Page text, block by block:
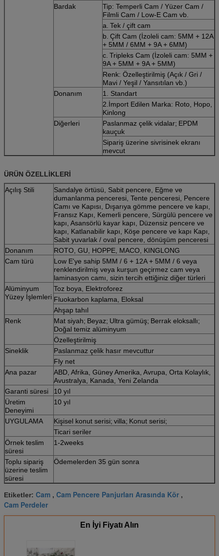
Bardak
Tip: Temperli Cam / Yüzer Cam /
Filmli Cam / Low-E Cam vb.
a. Tek / çift cam
b. Çift Cam (İzoleli cam: 5MM + 12A
+ 5MM / 6MM + 9A + 6MM)
c. Tripleks Cam (İzoleli cam: 5MM +
9A + 5MM + 9A + 5MM)
Renk: Özelleştirilmiş (Açık / Gri /
Mavi / Yeşil / Yansıtılan vb.)
Donanım
1. Standart
2.İmport Edilen Marka: Roto, Hopo,
Kinlong
Diğerleri
Paslanmaz çelik vidalar; EPDM
kauçuk
Sipariş üzerine sivrisinek ekranı
mevcut
ÜRÜN ÖZELLİKLERİ
Açılış Stili
Sandalye örtüsü, Sabit pencere, Eğme ve
dumanlanma penceresi, Tente penceresi, Pencere
Camı ve Kapısı, Dışarıya gömme pencere ve kapı,
Fransız Kapı, Kemerli pencere, Sürgülü pencere ve
kapı, Asansörlü kayar kapı, Düzensiz pencere ve
kapı, Katlanabilir kapı, Köşe pencere ve kapı Kapı,
Sabit yuvarlak / oval pencere, dönüşüm penceresi
Donanım
ROTO, GU, HOPPE, MACO, KINGLONG
Cam türü
Low E'ye sahip 5MM / 6 + 12A + 5MM / 6 veya
renklendirilmiş veya kurşun geçirmez cam veya
laminasyon camı, sizin tercih ettiğiniz diğer türleri
Alüminyum
Yüzey İşlemleri
Toz boya, Elektroforez
Fluokarbon kaplama, Eloksal
Ahşap tahıl
Renk
Mat siyah; Beyaz; Ultra gümüş; Berrak eloksallı;
Doğal temiz alüminyum
Özelleştirilmiş
Sineklik
Paslanmaz çelik hasır mevcuttur
Fly net
Ana pazar
ABD, Afrika, Güney Amerika, Avrupa, Orta Kolaylık,
Avustralya, Kanada, Yeni Zelanda
Garanti süresi
10 yıl
Üretim
Deneyimi
10 yıl
UYGULAMA Kişisel konut serisi; villa; Konut serisi;
Ticari seriler
Örnek teslim
süresi
1-2weeks
Toplu sipariş
üzerine teslim
süresi
Ödemelerden 35 gün sonra
Etiketler: Cam , Cam Pencere Panjurları Arasında Kör ,
Cam Perdeler
En İyi Fiyatı Alın